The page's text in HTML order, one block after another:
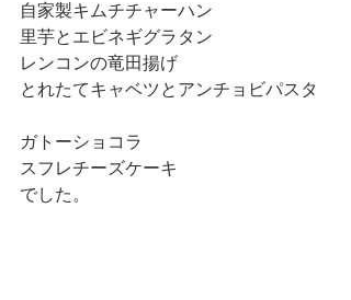
自家製キムチチャーハン
里芋とエビネギグラタン
レンコンの竜田揚げ
とれたてキャベツとアンチョビパスタ
ガトーショコラ
スフレチーズケーキ
でした。